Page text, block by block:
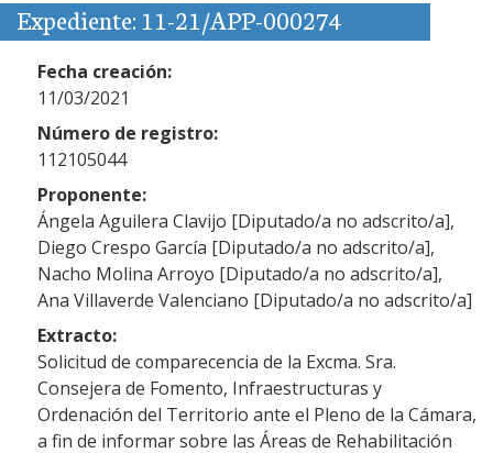
Expediente: 11-21/APP-000274
Fecha creación:
11/03/2021
Número de registro:
112105044
Proponente:
Ángela Aguilera Clavijo [Diputado/a no adscrito/a],
Diego Crespo García [Diputado/a no adscrito/a],
Nacho Molina Arroyo [Diputado/a no adscrito/a],
Ana Villaverde Valenciano [Diputado/a no adscrito/a]
Extracto:
Solicitud de comparecencia de la Excma. Sra.
Consejera de Fomento, Infraestructuras y
Ordenación del Territorio ante el Pleno de la Cámara,
a fin de informar sobre las Áreas de Rehabilitación